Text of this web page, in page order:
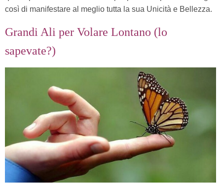
così di manifestare al meglio tutta la sua Unicità e Bellezza.
Grandi Ali per Volare Lontano (lo
sapevate?)